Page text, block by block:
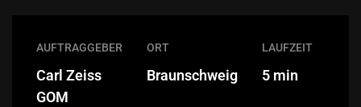
AUFTRAGGEBER
Carl Zeiss
GOM
ORT
Braunschweig
LAUFZEIT
5 min